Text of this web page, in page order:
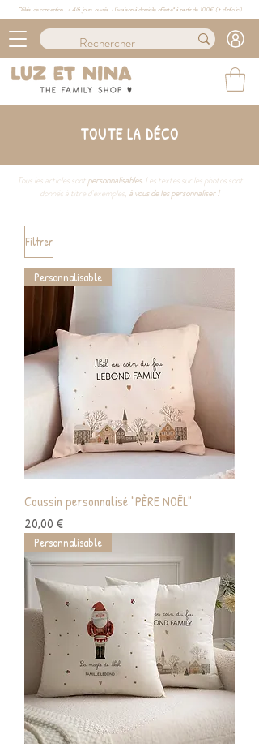
Délais de conception : ≈ 4/6 jours ouvrés · Livraison à domicile offerte* à partir de 100€ (+ d'info ici)
TOUTE LA DÉCO
Tous les articles sont personnalisables.Les textes sur les photos sont
donnés à titre d'exemples, à vous de les personnaliser !
Filtrer
Personnalisable
Coussin personnalisé "PÈRE NOËL"
Prix
20,00 €
Personnalisable